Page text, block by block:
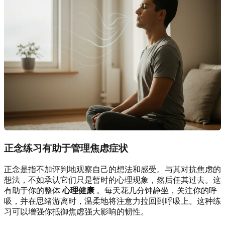
正念练习有助于管理焦虑症状
正念是指不加评判地观察自己的想法和感受。与其对抗焦虑的
想法，不如承认它们只是暂时的心理现象，然后任其过去。这
有助于你的整体心理健康 。每天花几分钟静坐，关注你的呼
吸，并在思绪游离时，温柔地将注意力拉回到呼吸上。这种练
习可以增强你抵御焦虑强大影响的韧性。